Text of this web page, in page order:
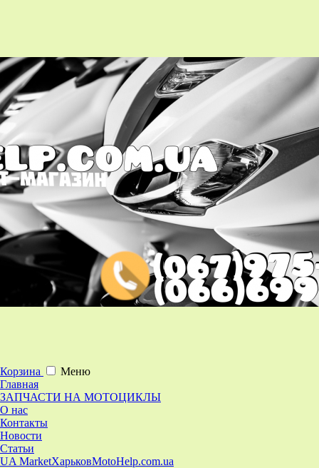
Корзина
Меню
Главная
ЗАПЧАСТИ НА МОТОЦИКЛЫ
О нас
Контакты
Новости
Статьи
UA MarketХарьковMotoHelp.com.ua